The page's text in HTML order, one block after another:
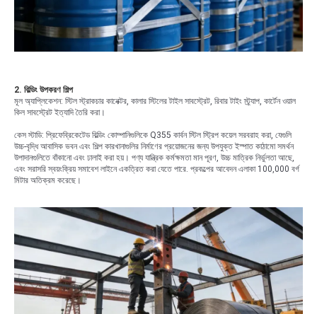
2. বিল্ডিং উপকরণ শিল্প
মূল অ্যাপ্লিকেশন: স্টিল স্ট্রাকচার কানেক্টর, কালার স্টিলের টাইল সাবস্ট্রেট, রিবার টাইং স্ট্র্যাপ, কার্টেন ওয়াল
কিল সাবস্ট্রেট ইত্যাদি তৈরি করা।
কেস স্টাডি: প্রিফেব্রিকেটেড বিল্ডিং কোম্পানিগুলিকে Q355 কার্বন স্টিল স্ট্রিপ কয়েল সরবরাহ করা, যেগুলি
উচ্চ-বৃদ্ধি আবাসিক ভবন এবং শিল্প কারখানাগুলির নির্মাণের প্রয়োজনের জন্য উপযুক্ত ইস্পাত কাঠামো সমর্থন
উপাদানগুলিতে বাঁকানো এবং ঢালাই করা হয়। পণ্য যান্ত্রিক কর্মক্ষমতা মান পূরণ, উচ্চ মাত্রিক নির্ভুলতা আছে,
এবং সরাসরি স্বয়ংক্রিয় সমাবেশ লাইনে একত্রিত করা যেতে পারে. প্রকল্পের আবেদন এলাকা 100,000 বর্গ
মিটার অতিক্রম করেছে।